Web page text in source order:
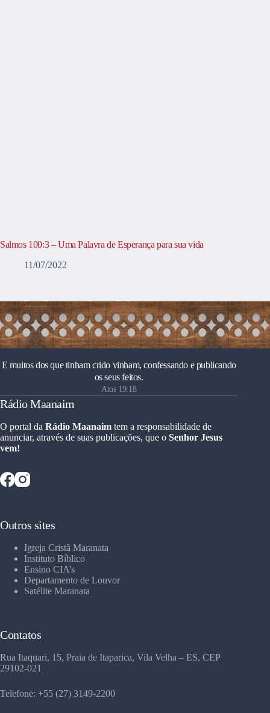
Salmos 100:3 – Uma Palavra de Esperança para sua vida
11/07/2022
E muitos dos que tinham crido vinham, confessando e publicando
os seus feitos.
Atos 19:18
Rádio Maanaim
O portal da Rádio Maanaim tem a responsabilidade de
anunciar, através de suas publicações, que o Senhor Jesus
vem!
Outros sites
Igreja Cristã Maranata
Instituto Bíblico
Ensino CIA’s
Departamento de Louvor
Satélite Maranata
Contatos
Rua Itaquari, 15, Praia de Itaparica, Vila Velha – ES, CEP
29102-021
Telefone: +55 (27) 3149-2200